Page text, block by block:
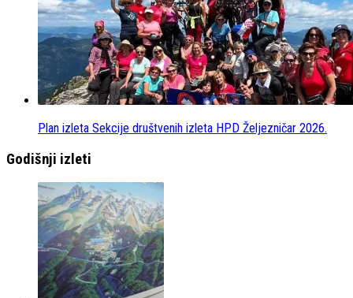
Plan izleta Sekcije društvenih izleta HPD Željezničar 2026.
Godišnji izleti